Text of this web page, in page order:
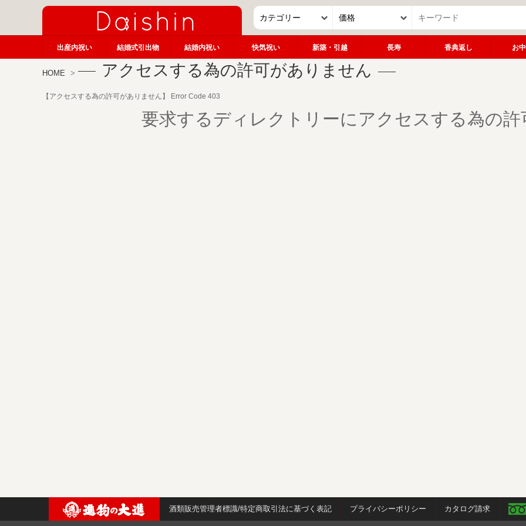
出産内祝い 結婚式引出物 結婚内祝い 快気祝い 新築・引越 長寿 香典返し お
HOME アクセスする為の許可がありません
【アクセスする為の許可がありません】 Error Code 403
要求するディレクトリーにアクセスする為の
酒類販売管理者標識/特定商取引法に基づく表記 プライバシーポリシー カタログ請求